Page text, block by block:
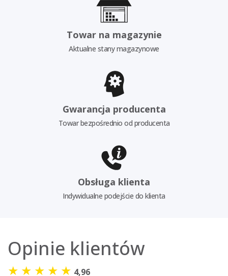
Towar na magazynie
Aktualne stany magazynowe
Gwarancja producenta
Towar bezpośrednio od producenta
Obsługa klienta
Indywidualne podejście do klienta
Opinie klientów
★ ★ ★ ★ ★ 4,96